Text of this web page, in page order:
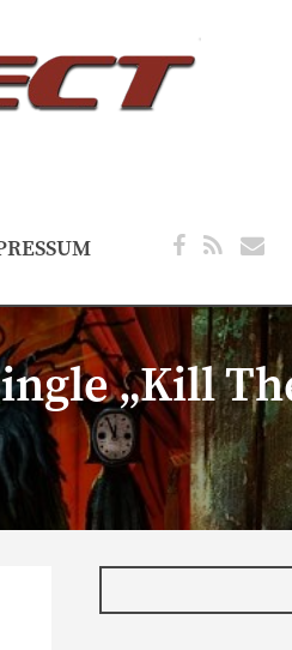
„Kill